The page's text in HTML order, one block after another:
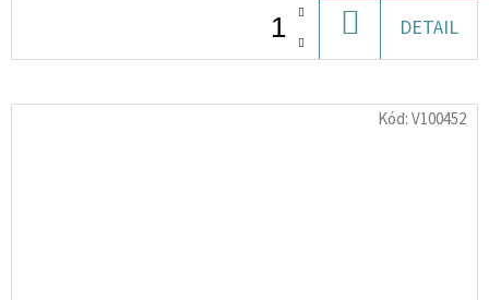
KOŠÍKU
DETAIL
Kód:V100452